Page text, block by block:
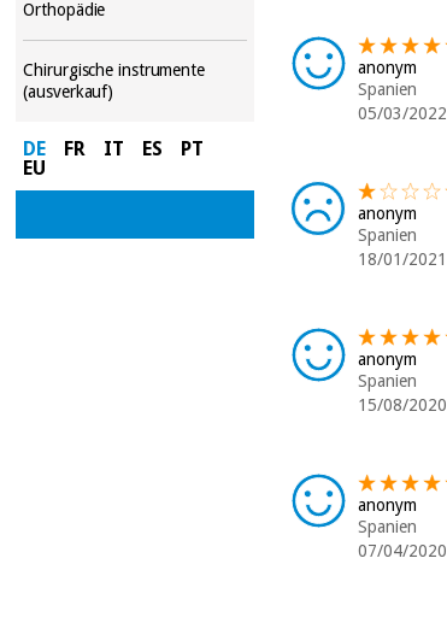
Orthopädie
Chirurgische instrumente
(ausverkauf)
DE FR IT ES
PT
EU
anonym
Spanien
05/03/2022
anonym
Spanien
18/01/2021
anonym
Spanien
15/08/2020
anonym
Spanien
07/04/2020